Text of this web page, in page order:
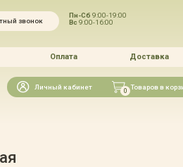
звонок
Пн-Сб9:00-19:00
Вс9:00-16:00
Оплата Доставка
Искать
Личный кабинет 0 Товаров в